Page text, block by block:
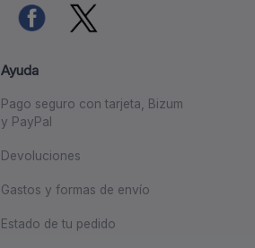
Ayuda
Pago seguro con tarjeta, Bizum
y PayPal
Devoluciones
Gastos y formas de envío
Estado de tu pedido